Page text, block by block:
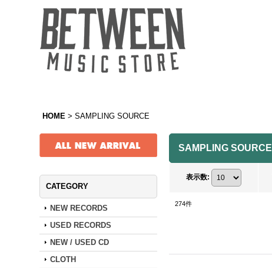
HOME > SAMPLING SOURCE
CATEGORY
NEW RECORDS
USED RECORDS
NEW / USED CD
CLOTH
SAMPLING SOURCE
表示数:
274件